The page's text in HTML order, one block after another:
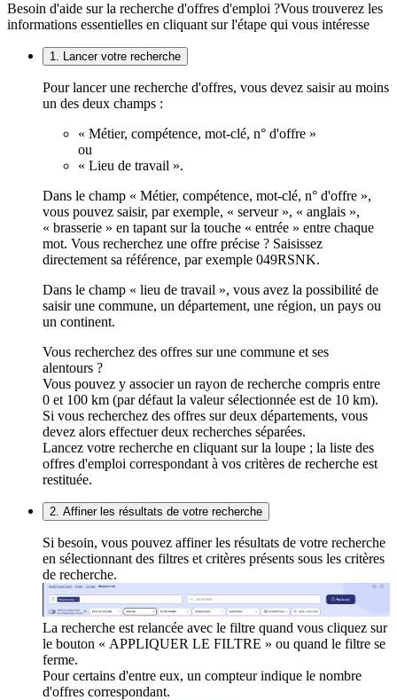
Besoin d'aide sur la recherche d'offres d'emploi ?Vous trouverez les
informations essentielles en cliquant sur l'étape qui vous intéresse
1. Lancer votre recherche
Pour lancer une recherche d'offres, vous devez saisir au moins
un des deux champs :
« Métier, compétence, mot-clé, n° d'offre »
ou
« Lieu de travail ».
Dans le champ « Métier, compétence, mot-clé, n° d'offre »,
vous pouvez saisir, par exemple, « serveur », « anglais »,
« brasserie » en tapant sur la touche « entrée » entre chaque
mot. Vous recherchez une offre précise ? Saisissez
directement sa référence, par exemple 049RSNK.
Dans le champ « lieu de travail », vous avez la possibilité de
saisir une commune, un département, une région, un pays ou
un continent.
Vous recherchez des offres sur une commune et ses
alentours ?
Vous pouvez y associer un rayon de recherche compris entre
0 et 100 km (par défaut la valeur sélectionnée est de 10 km).
Si vous recherchez des offres sur deux départements, vous
devez alors effectuer deux recherches séparées.
Lancez votre recherche en cliquant sur la loupe ; la liste des
offres d'emploi correspondant à vos critères de recherche est
restituée.
2. Affiner les résultats de votre recherche
Si besoin, vous pouvez affiner les résultats de votre recherche
en sélectionnant des filtres et critères présents sous les critères
de recherche.
La recherche est relancée avec le filtre quand vous cliquez sur
le bouton « APPLIQUER LE FILTRE » ou quand le filtre se
ferme.
Pour certains d'entre eux, un compteur indique le nombre
d'offres correspondant.